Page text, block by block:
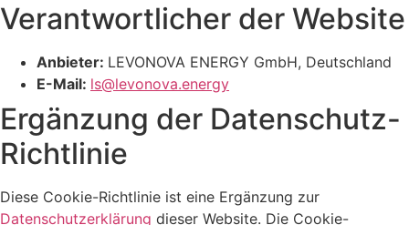
Verantwortlicher der Website
Anbieter: LEVONOVA ENERGY GmbH, Deutschland
E-Mail: ls@levonova.energy
Ergänzung der Datenschutz-
Richtlinie
Diese Cookie-Richtlinie ist eine Ergänzung zur
Datenschutzerklärung dieser Website. Die Cookie-